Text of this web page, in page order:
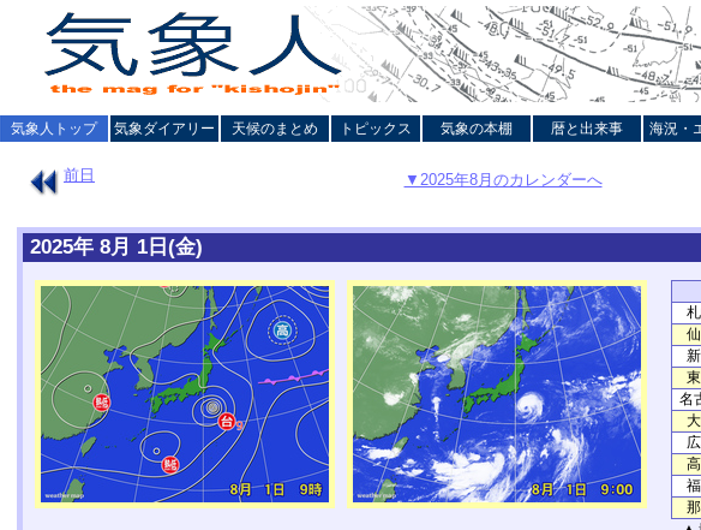
気象人トップ 気象ダイアリー 天候のまとめ トピックス 気象の本棚 暦と出来事 海況・
前日 ▼2025年8月のカレンダーへ
2025年 8月 1日(金)
名